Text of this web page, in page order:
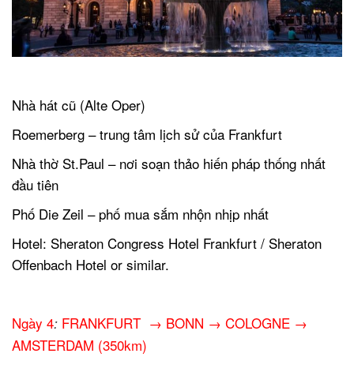
Nhà hát cũ (Alte Oper)
Roemerberg – trung tâm lịch sử của Frankfurt
Nhà thờ St.Paul – nơi soạn thảo hiến pháp thống nhất
đầu tiên
Phố Die Zeil – phố mua sắm nhộn nhịp nhất
Hotel: Sheraton Congress Hotel Frankfurt / Sheraton
Offenbach Hotel or similar.
Ngày 4: FRANKFURT → BONN → COLOGNE →
AMSTERDAM (350km)